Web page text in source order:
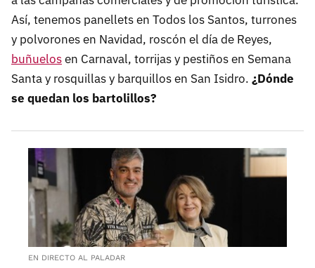
Así, tenemos panellets en Todos los Santos, turrones
y polvorones en Navidad, roscón el día de Reyes,
buñuelosen Carnaval, torrijas y pestiños en Semana
Santa y rosquillas y barquillos en San Isidro. ¿Dónde
se quedan los bartolillos?
EN DIRECTO AL PALADAR